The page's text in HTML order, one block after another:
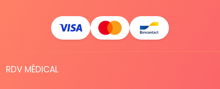
RDV MÉDICAL